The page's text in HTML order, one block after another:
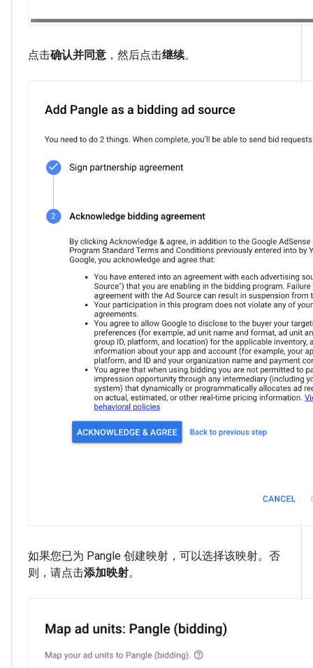
点击确认并同意 ，然后点击继续。
如果您已为 Pangle 创建映射，可以选择该映射。否
则，请点击添加映射。